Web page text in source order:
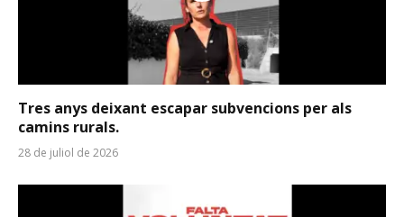
Tres anys deixant escapar subvencions per als
camins rurals.
28 de juliol de 2026